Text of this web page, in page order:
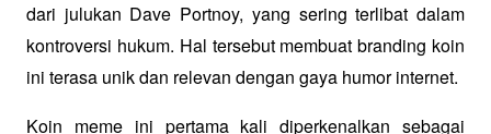
dari julukan Dave Portnoy, yang sering terlibat dalam
kontroversi hukum. Hal tersebut membuat branding koin
ini terasa unik dan relevan dengan gaya humor internet.
Koin meme ini pertama kali diperkenalkan sebagai